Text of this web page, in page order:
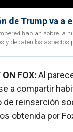
de Trump va a
hablan sobre la
y debaten los aspectos
ON FOX: Al
a compartir
de reinserción
obtenida por